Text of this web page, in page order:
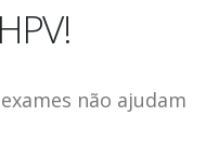
não ajudam